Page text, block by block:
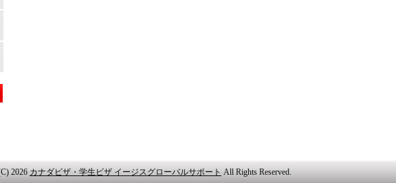
2026 カナダビザ・学生ビザ イージスグローバルサポート All Rights Reserved.